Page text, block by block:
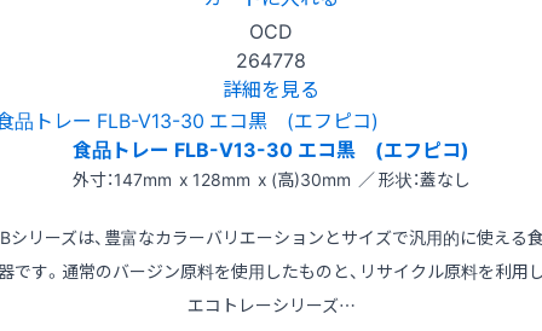
OCD
264778
詳細を見る
食品トレー FLB-V13-30 エコ黒 (エフピコ)
外寸：147mm x 128mm x (高)30mm ／ 形状：蓋なし
シリーズは、豊富なカラーバリエーションとサイズで汎用的に使える
です。通常のバージン原料を使用したものと、リサイクル原料を利用
エコトレーシリーズ…